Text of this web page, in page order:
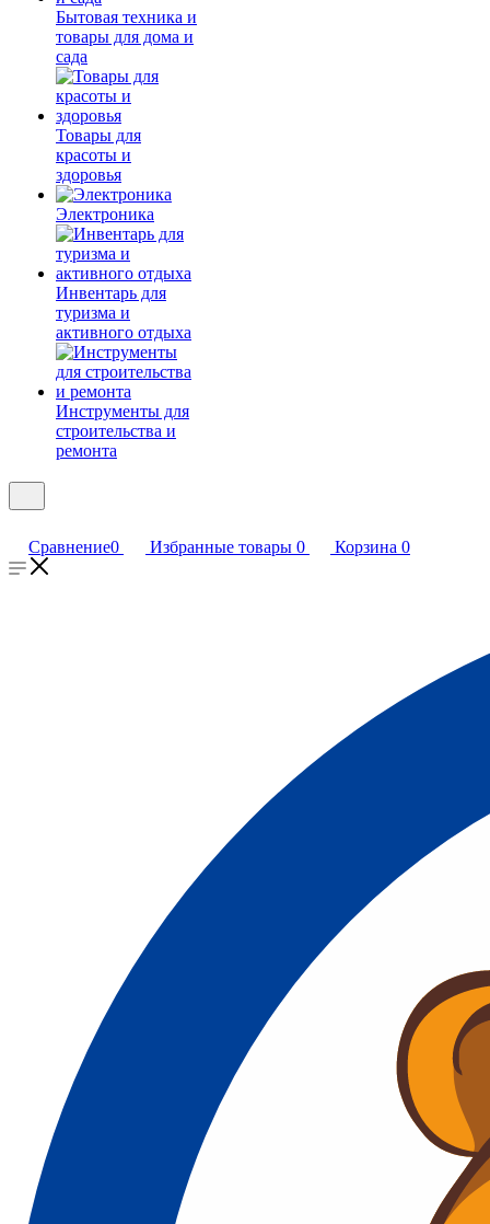
Бытовая техника и
товары для дома и
сада
Товары для
красоты и
здоровья
Электроника
Инвентарь для
туризма и
активного отдыха
Инструменты для
строительства и
ремонта
Сравнение0 Избранные товары 0 Корзина 0